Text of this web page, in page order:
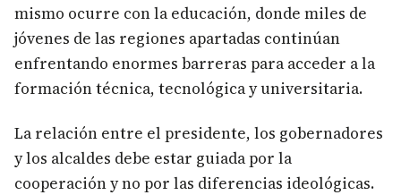
mismo ocurre con la educación, donde miles de
jóvenes de las regiones apartadas continúan
enfrentando enormes barreras para acceder a la
formación técnica, tecnológica y universitaria.
La relación entre el presidente, los gobernadores
y los alcaldes debe estar guiada por la
cooperación y no por las diferencias ideológicas.